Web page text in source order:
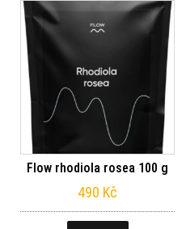
Flow rhodiola rosea 100 g
490 Kč